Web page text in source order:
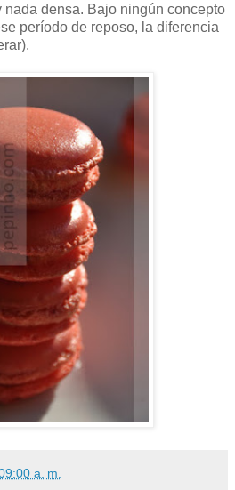
nada densa. Bajo ningún concepto
período de reposo, la diferencia
a. m.